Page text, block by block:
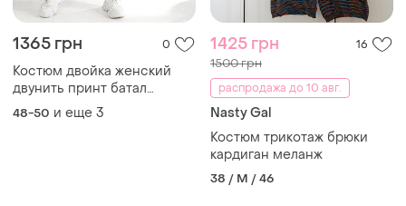
1365 грн 0
Костюм двойка женский
двунить принт батал
меланж серый 48-62 гг
48-50 и еще 3
1425 грн 16
1500 грн
распродажа до 10 авг.
Nasty Gal
Костюм трикотаж брюки
кардиган меланж
38 / M / 46